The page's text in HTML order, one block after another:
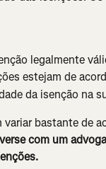
legalmente
estejam de
da isenção na
bastante de
com um